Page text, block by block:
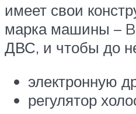
имеет свои
марка машины –
ДВС, и чтобы до
электронную
регулятор